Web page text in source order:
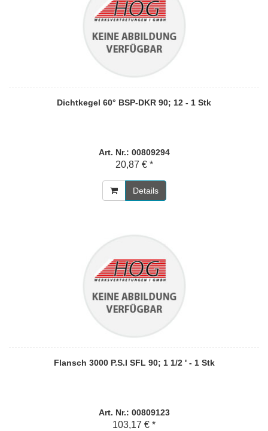
Dichtkegel 60° BSP-DKR 90; 12 - 1 Stk
Art. Nr.: 00809294
20,87 € *
Details
Flansch 3000 P.S.I SFL 90; 1 1/2 ' - 1 Stk
Art. Nr.: 00809123
103,17 € *